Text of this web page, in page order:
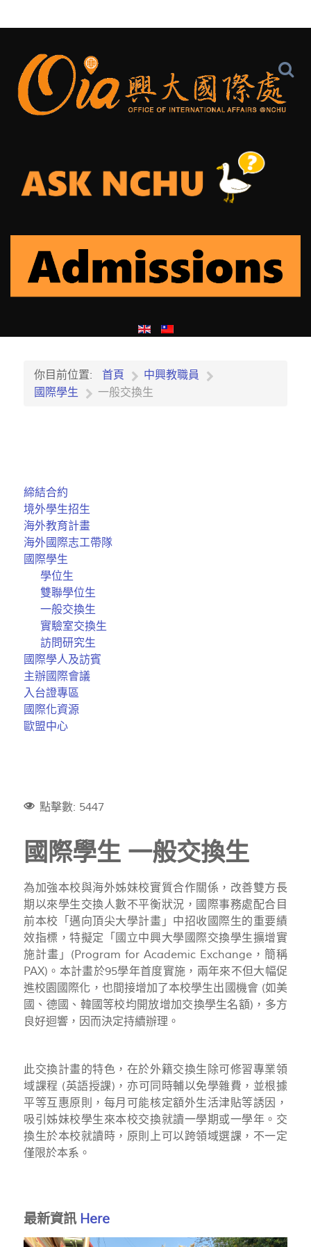
你目前位置: 首頁
中興教職員
國際學生
一般交換生
締結合約
境外學生招生
海外教育計畫
海外國際志工帶隊
國際學生
學位生
雙聯學位生
一般交換生
實驗室交換生
訪問研究生
國際學人及訪賓
主辦國際會議
入台證專區
國際化資源
歐盟中心
點擊數: 5447
國際學生 一般交換生
為加強本校與海外姊妹校實質合作關係，改善雙方長
期以來學生交換人數不平衡狀況，國際事務處配合目
前本校「邁向頂尖大學計畫」中招收國際生的重要績
效指標，特擬定「國立中興大學國際交換學生擴增實
施計畫」(Program for Academic Exchange，簡稱
PAX)。本計畫於95學年首度實施，兩年來不但大幅促
進校園國際化，也間接增加了本校學生出國機會 (如美
國、德國、韓國等校均開放增加交換學生名額)，多方
良好迴響，因而決定持續辦理。
此交換計畫的特色，在於外籍交換生除可修習專業領
域課程 (英語授課)，亦可同時輔以免學雜費，並根據
平等互惠原則，每月可能核定額外生活津貼等誘因，
吸引姊妹校學生來本校交換就讀一學期或一學年。交
換生於本校就讀時，原則上可以跨領域選課，不一定
僅限於本系。
最新資訊 Here